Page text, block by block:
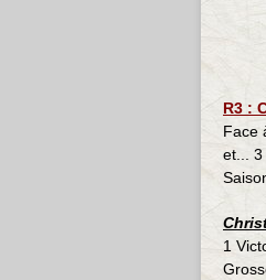
R3 :
Face
et... 3
1